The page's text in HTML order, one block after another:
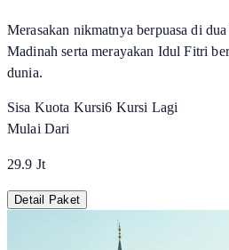
Merasakan nikmatnya berpuasa di
Madinah serta merayakan Idul Fitri
dunia.
Sisa Kuota Kursi6 Kursi Lagi
Mulai Dari
29.9 Jt
Detail Paket